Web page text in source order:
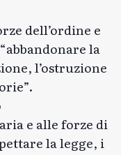
dell’ordine e
la
l’ostruzione
e alle forze di
la legge, i